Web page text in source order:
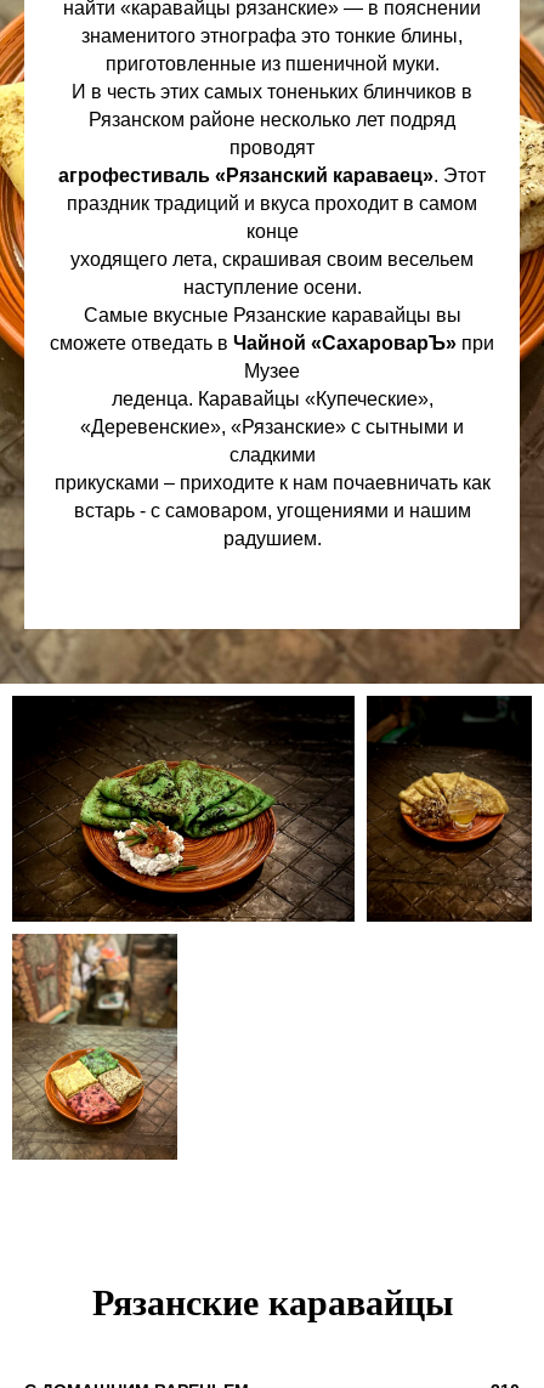
найти «каравайцы рязанские» — в пояснении
знаменитого этнографа это тонкие блины,
приготовленные из пшеничной муки.
И в честь этих самых тоненьких блинчиков в
Рязанском районе несколько лет подряд
проводят
агрофестиваль «Рязанский караваец». Этот
праздник традиций и вкуса проходит в самом
конце
уходящего лета, скрашивая своим весельем
наступление осени.
Самые вкусные Рязанские каравайцы вы
сможете отведать в Чайной «СахароварЪ» при
Музее
леденца. Каравайцы «Купеческие»,
«Деревенские», «Рязанские» с сытными и
сладкими
прикусками – приходите к нам почаевничать как
встарь - с самоваром, угощениями и нашим
радушием.
Рязанские каравайцы